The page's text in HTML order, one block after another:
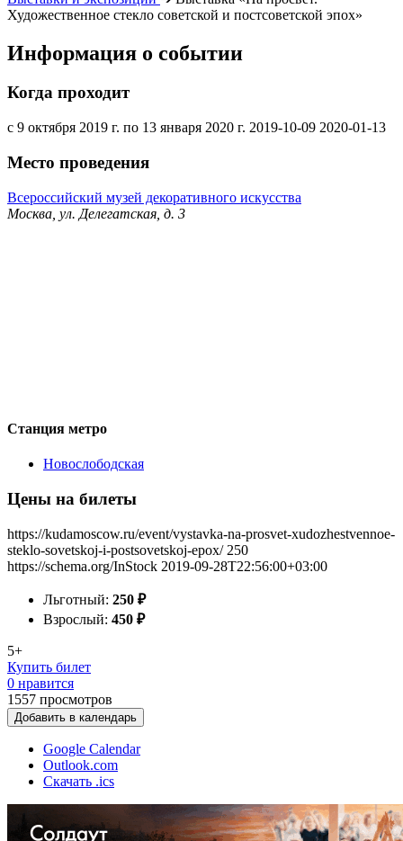
Художественное стекло советской и постсоветской эпох»
Информация о событии
Когда проходит
с 9 октября 2019 г. по 13 января 2020 г. 2019-10-09 2020-01-13
Место проведения
Всероссийский музей декоративного искусства
Москва, ул. Делегатская, д. 3
Станция метро
Новослободская
Цены на билеты
https://kudamoscow.ru/event/vystavka-na-prosvet-xudozhestvennoe-
steklo-sovetskoj-i-postsovetskoj-epox/ 250
https://schema.org/InStock 2019-09-28T22:56:00+03:00
Льготный: 250 ₽
Взрослый: 450 ₽
5+
Купить билет
0 нравится
1557 просмотров
Добавить в календарь
Google Calendar
Outlook.com
Скачать .ics